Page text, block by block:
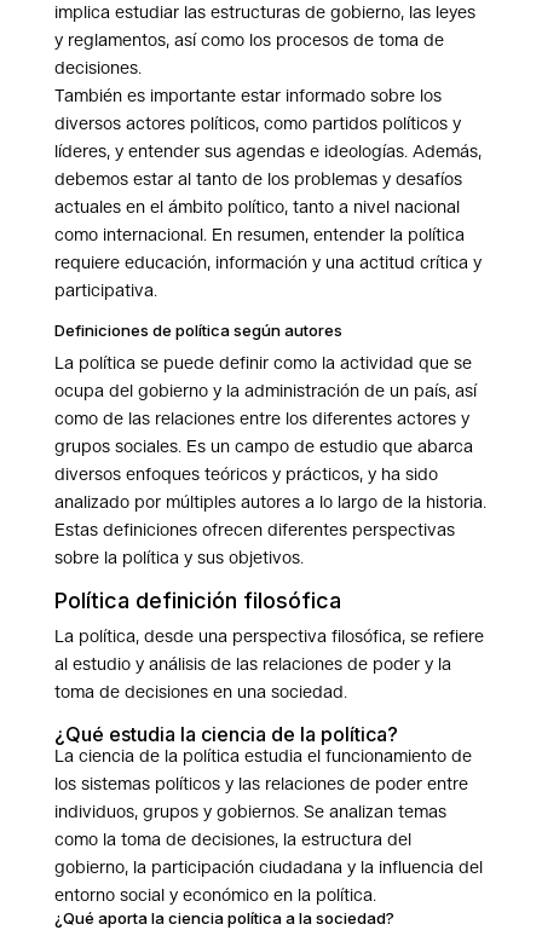
implica estudiar las estructuras de gobierno, las leyes
y reglamentos, así como los procesos de toma de
decisiones.
También es importante estar informado sobre los
diversos actores políticos, como partidos políticos y
líderes, y entender sus agendas e ideologías. Además,
debemos estar al tanto de los problemas y desafíos
actuales en el ámbito político, tanto a nivel nacional
como internacional. En resumen, entender la política
requiere educación, información y una actitud crítica y
participativa.
Definiciones de política según autores
La política se puede definir como la actividad que se
ocupa del gobierno y la administración de un país, así
como de las relaciones entre los diferentes actores y
grupos sociales. Es un campo de estudio que abarca
diversos enfoques teóricos y prácticos, y ha sido
analizado por múltiples autores a lo largo de la historia.
Estas definiciones ofrecen diferentes perspectivas
sobre la política y sus objetivos.
Política definición filosófica
La política, desde una perspectiva filosófica, se refiere
al estudio y análisis de las relaciones de poder y la
toma de decisiones en una sociedad.
¿Qué estudia la ciencia de la política?
La ciencia de la política estudia el funcionamiento de
los sistemas políticos y las relaciones de poder entre
individuos, grupos y gobiernos. Se analizan temas
como la toma de decisiones, la estructura del
gobierno, la participación ciudadana y la influencia del
entorno social y económico en la política.
¿Qué aporta la ciencia política a la sociedad?